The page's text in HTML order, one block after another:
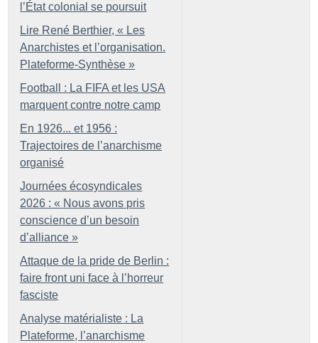
l’État colonial se poursuit
Lire René Berthier, « Les
Anarchistes et l’organisation.
Plateforme-Synthèse »
Football : La FIFA et les USA
marquent contre notre camp
En 1926... et 1956 :
Trajectoires de l’anarchisme
organisé
Journées écosyndicales
2026 : « Nous avons pris
conscience d’un besoin
d’alliance »
Attaque de la pride de Berlin :
faire front uni face à l’horreur
fasciste
Analyse matérialiste : La
Plateforme, l’anarchisme